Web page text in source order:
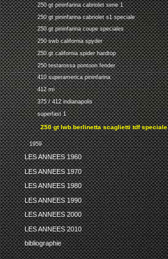
250 gt pininfarina cabriolet serie 1
250 gt pininfarina cabriolet s1 speciale
250 gt pininfarina coupe speciales
250 swb california spyder
250 gt california spider hardtop
250 testarossa pontoon fender
410 superamerica pininfarina
412 mi
375 / 412 indianapolis
superfast 1
250 gt lwb berlinetta scaglietti tdf speciale
1959
LES ANNEES 1960
LES ANNEES 1970
LES ANNEES 1980
LES ANNEES 1990
LES ANNEES 2000
LES ANNEES 2010
bibliographie